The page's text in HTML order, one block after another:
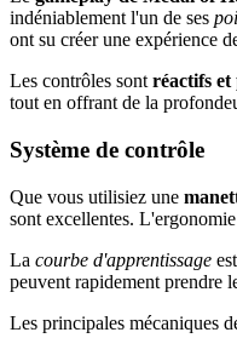
indéniablement l'un de ses
ont su créer une expérience
Les contrôles sontréactifs et
tout en offrant de la
Système de contrôle
Que vous utilisiez une
sont excellentes.
La courbe d'apprentissage
peuvent rapidement prendre
Les principales mécaniques